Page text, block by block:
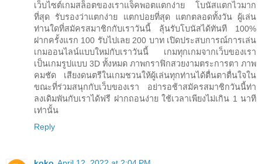
เว็บไซต์เกมสล็อตของเราแจ็คพอตแตกง่าย โบนัสแตกไวมาก
ที่สุด รับรองว่าแตกง่าย แตกบ่อยที่สุด แตกตลอดทั้งวัน ผู้เล่น
ท่านใดที่สมัครสมาชิกกับเราวันนี้ ลุ้นรับโบนัสได้ทันที 100%
ฝากครั้งแรก 100 รับไปเลย 200 บาท เปิดประสบการณ์การเล่น
เกมออนไลน์แบบใหม่กับเราวันนี้ เกมทุกเกมจากเว็บของเรา
เป็นเกมรูปแบบ 3D ทั้งหมด ภาพกราฟิกสวยงามตระการตา ภาพ
คมชัด เสียงดนตรีในเกมชวนให้ผู้เล่นทุกท่านได้ตื่นตาตื่นใจใน
ขณะที่ร่วมสนุกกับเว็บของเรา อย่ารอช้าสมัครสมาชิกวันนี้ท่า
ลงเดิมพันกับเราได้ฟรี ฝากถอนง่าย ใช้เวลาเพียงไม่เกิน 1 นาที
เท่านั้น
Reply